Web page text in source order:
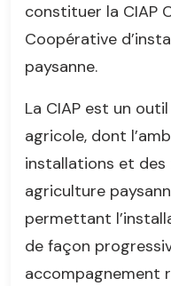
constituer la CIAP
Coopérative
paysanne.
La CIAP est un
agricole, dont
installations et des
agriculture
permettant
de façon
accompagnement